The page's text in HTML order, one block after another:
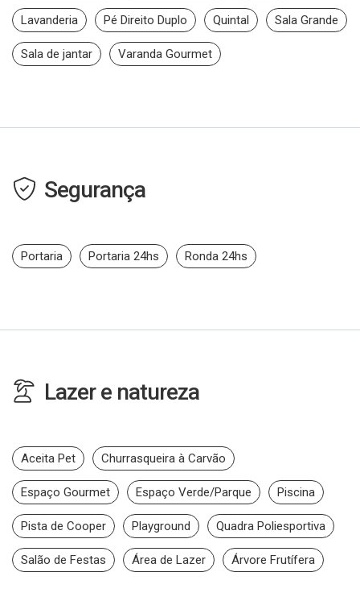
Lavanderia Pé Direito Duplo Quintal Sala Grande
Sala de jantar Varanda Gourmet
Segurança
Portaria Portaria 24hs Ronda 24hs
Lazer e natureza
Aceita Pet Churrasqueira à Carvão
Espaço Gourmet Espaço Verde/Parque Piscina
Pista de Cooper Playground Quadra Poliesportiva
Salão de Festas Área de Lazer Árvore Frutífera